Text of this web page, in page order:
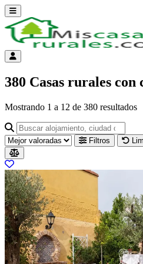
Abrir menú
Menú de cuenta
380 Casas rurales con
Mostrando 1 a 12 de 380 resultados
Buscar alojamiento, ciudad o
Filtros
Resultados del listado